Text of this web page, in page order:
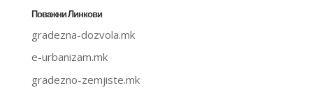
Поважни Линкови
gradezna-dozvola.mk
e-urbanizam.mk
gradezno-zemjiste.mk